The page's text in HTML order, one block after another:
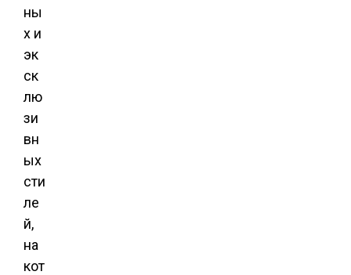
ны
х и
эк
ск
лю
зи
вн
ых
сти
ле
й,
на
кот